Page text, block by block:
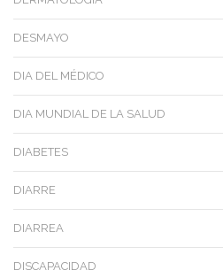
DESMAYO
DIA DEL MÉDICO
DIA MUNDIAL DE LA SALUD
DIABETES
DIARRE
DIARREA
DISCAPACIDAD